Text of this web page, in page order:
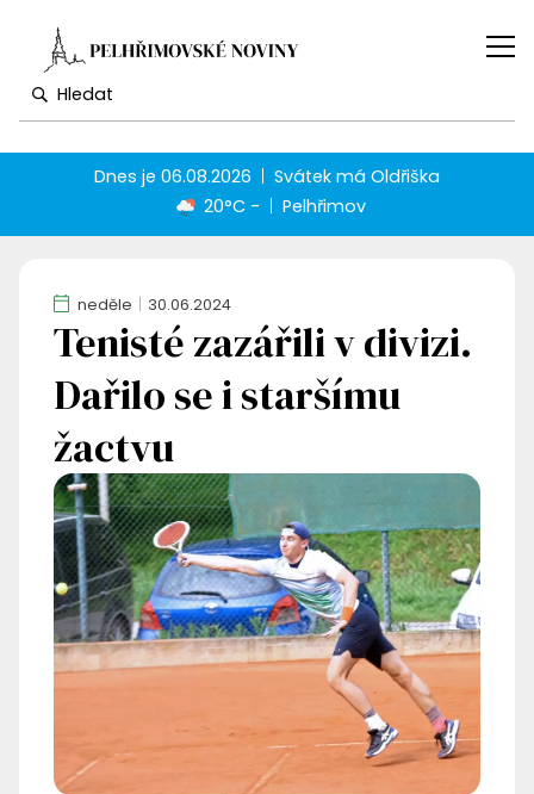
Dnes je06.08.2026 Svátek má Oldřiška
20°C -
Pelhřimov
neděle 30.06.2024
Tenisté zazářili v divizi.
Dařilo se i staršímu
žactvu